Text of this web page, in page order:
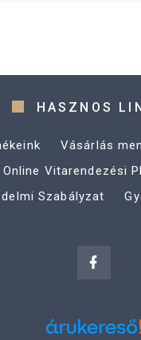
HASZNOS
Vásárlás
Online Vitarendezési
Szabályzat